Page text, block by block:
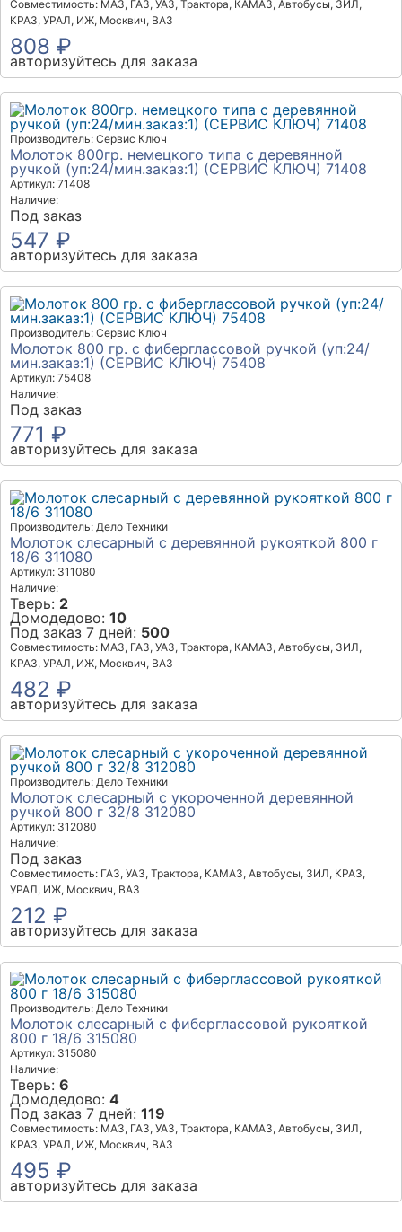
Совместимость: МАЗ, ГАЗ, УАЗ, Трактора, КАМАЗ, Автобусы, ЗИЛ,
КРАЗ, УРАЛ, ИЖ, Москвич, ВАЗ
808 ₽
авторизуйтесь для заказа
Производитель: Сервис Ключ
Молоток 800гр. немецкого типа с деревянной
ручкой (уп:24/мин.заказ:1) (СЕРВИС КЛЮЧ) 71408
Артикул: 71408
Наличие:
Под заказ
547 ₽
авторизуйтесь для заказа
Производитель: Сервис Ключ
Молоток 800 гр. с фиберглассовой ручкой (уп:24/
мин.заказ:1) (СЕРВИС КЛЮЧ) 75408
Артикул: 75408
Наличие:
Под заказ
771 ₽
авторизуйтесь для заказа
Производитель: Дело Техники
Молоток слесарный с деревянной рукояткой 800 г
18/6 311080
Артикул: 311080
Наличие:
Тверь: 2
Домодедово: 10
Под заказ 7 дней: 500
Совместимость: МАЗ, ГАЗ, УАЗ, Трактора, КАМАЗ, Автобусы, ЗИЛ,
КРАЗ, УРАЛ, ИЖ, Москвич, ВАЗ
482 ₽
авторизуйтесь для заказа
Производитель: Дело Техники
Молоток слесарный с укороченной деревянной
ручкой 800 г 32/8 312080
Артикул: 312080
Наличие:
Под заказ
Совместимость: ГАЗ, УАЗ, Трактора, КАМАЗ, Автобусы, ЗИЛ, КРАЗ,
УРАЛ, ИЖ, Москвич, ВАЗ
212 ₽
авторизуйтесь для заказа
Производитель: Дело Техники
Молоток слесарный с фиберглаcсовой рукояткой
800 г 18/6 315080
Артикул: 315080
Наличие:
Тверь: 6
Домодедово: 4
Под заказ 7 дней: 119
Совместимость: МАЗ, ГАЗ, УАЗ, Трактора, КАМАЗ, Автобусы, ЗИЛ,
КРАЗ, УРАЛ, ИЖ, Москвич, ВАЗ
495 ₽
авторизуйтесь для заказа